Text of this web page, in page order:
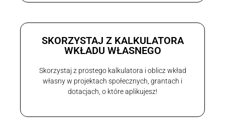
SKORZYSTAJ Z KALKULATORA
WKŁADU WŁASNEGO
Skorzystaj z prostego kalkulatora i oblicz wkład
własny w projektach społecznych, grantach i
dotacjach, o które aplikujesz!